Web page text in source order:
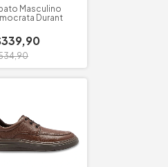
Masculino
Durant